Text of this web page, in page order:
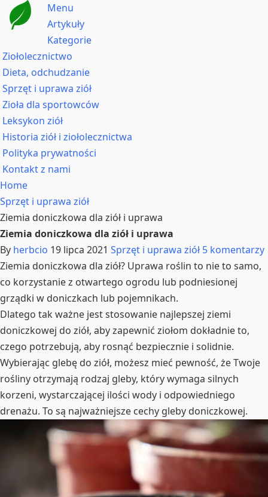
Menu
Artykuły
Kategorie
Ziołolecznictwo
Dieta, odchudzanie
Sprzęt i uprawa ziół
Zioła dla sportowców
Leksykon ziół
Historia ziół i ziołolecznictwa
Polityka prywatności
Kontakt z nami
Home
Sprzęt i uprawa ziół
Ziemia doniczkowa dla ziół i uprawa
Ziemia doniczkowa dla ziół i uprawa
By herbcio 19 lipca 2021 Sprzęt i uprawa ziół 5 komentarzy
Ziemia doniczkowa dla ziół? Uprawa roślin to nie to samo,
co korzystanie z otwartego ogrodu lub podniesionej
grządki w doniczkach lub pojemnikach.
Dlatego tak ważne jest stosowanie najlepszej ziemi
doniczkowej do ziół, aby zapewnić ziołom dokładnie to,
czego potrzebują, aby rosnąć bezpiecznie i solidnie.
Wybierając glebę do ziół, możesz mieć pewność, że Twoje
rośliny otrzymają rodzaj gleby, który wymaga silnych
korzeni, wystarczającej ilości wody i odpowiedniego
drenażu. To są najważniejsze cechy gleby doniczkowej.